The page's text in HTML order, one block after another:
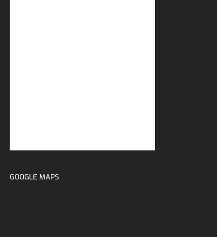
GOOGLE MAPS